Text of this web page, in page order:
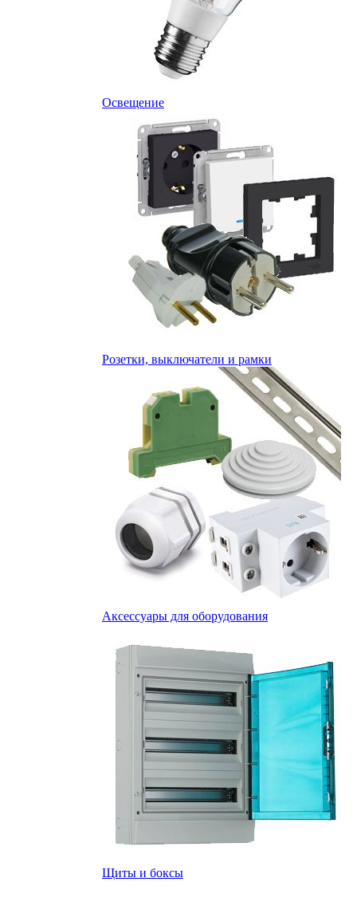
Освещение
Розетки, выключатели и рамки
Аксессуары для оборудования
Щиты и боксы